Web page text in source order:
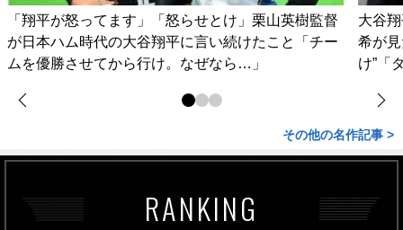
「翔平が怒ってます」「怒らせとけ」栗山英樹監督
が日本ハム時代の大谷翔平に言い続けたこと「チー
ムを優勝させてから行け。なぜなら…」
大谷
希が
け”「
その他の名作記事 >
RANKING